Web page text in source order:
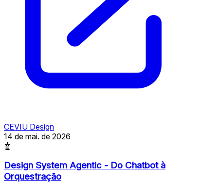
CEVIU Design
14 de mai. de 2026
🤖
Design System Agentic - Do Chatbot à
Orquestração